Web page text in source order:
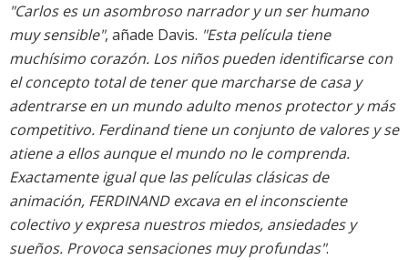
"Carlos es un asombroso narrador y un ser humano
muy sensible", añade Davis. "Esta película tiene
muchísimo corazón. Los niños pueden identificarse con
el concepto total de tener que marcharse de casa y
adentrarse en un mundo adulto menos protector y más
competitivo. Ferdinand tiene un conjunto de valores y se
atiene a ellos aunque el mundo no le comprenda.
Exactamente igual que las películas clásicas de
animación, FERDINAND excava en el inconsciente
colectivo y expresa nuestros miedos, ansiedades y
sueños. Provoca sensaciones muy profundas".